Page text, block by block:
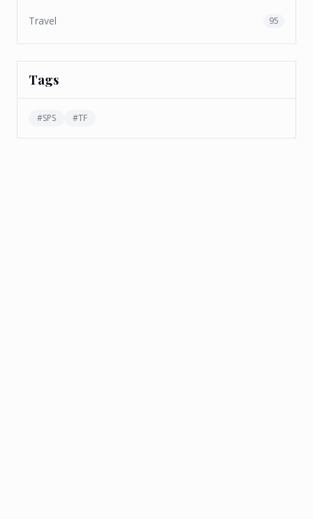
Travel 95
Tags
#SPS #TF